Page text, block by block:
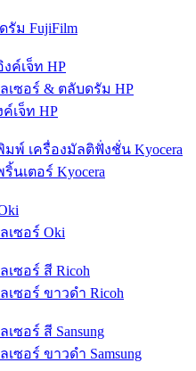
รัม FujiFilm
ค์เจ็ท HP
เซอร์ & ตลับดรัม HP
เจ็ท HP
พ์ เครื่องมัลติฟั่งชั่น Kyocera
นเตอร์ Kyocera
เซอร์ Oki
เซอร์ สี Ricoh
เซอร์ ขาวดำ Ricoh
ซอร์ สี Sansung
เซอร์ ขาวดำ Samsung